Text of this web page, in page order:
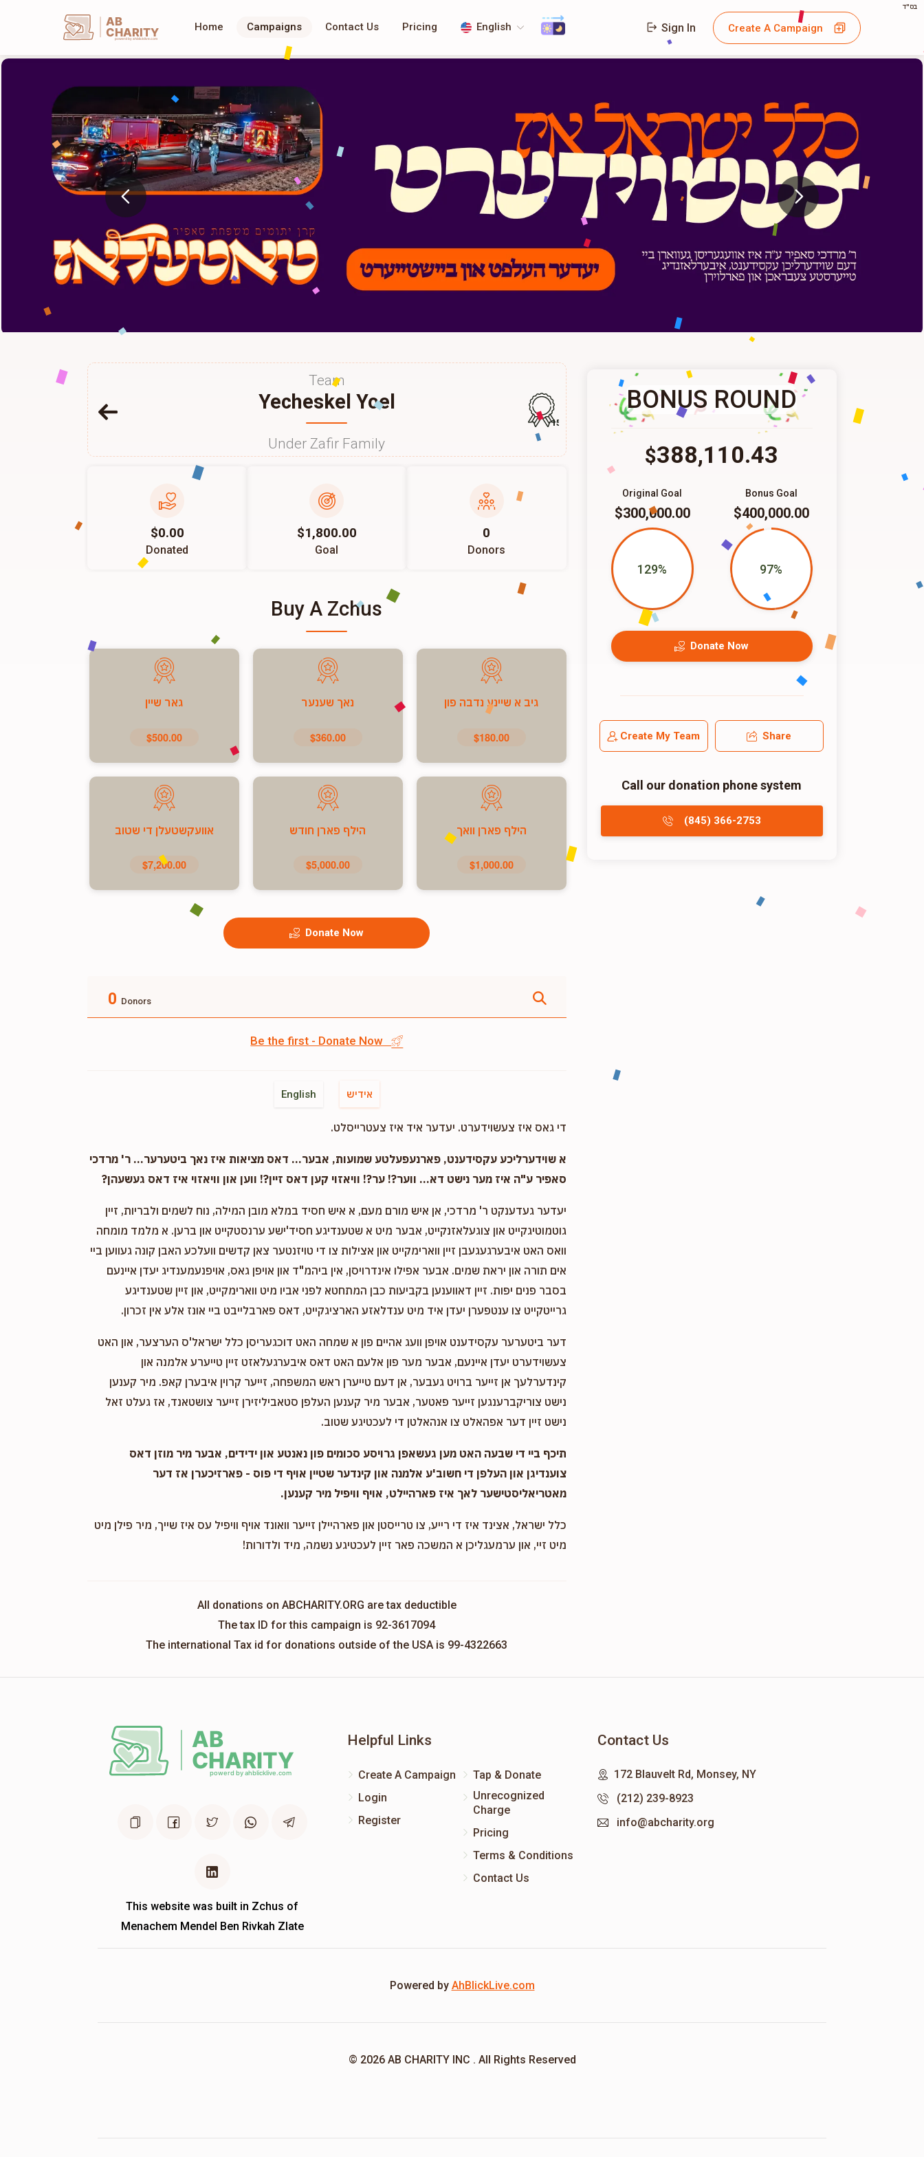
בס"ד
AB
CHARITY
powerd by ahblicklive.com
Home Campaigns Contact Us Pricing English Sign In Create A Campaign
Team
Yecheskel Yoel
Under Zafir Family
157
$0.00
Donated
$1,800.00
Goal
0
Donors
Buy A Zchus
גיב א שיינע נדבה פון
$180.00
נאך שענער
$360.00
גאר שיין
$500.00
הילף פארן וואך
$1,000.00
הילף פארן חודש
$5,000.00
אוועקשטעלן די שטוב
$7,200.00
Donate Now
0 Donors
Be the first - Donate Now
English אידיש
די גאס איז צעשוידערט. יעדער איד איז צעטרייסלט.
א שוידערליכע עקסידענט, פארנעפעלטע שמועות, אבער... דאס מציאות איז נאך ביטערער... ר' מרדכי
סאפיר ע"ה איז מער נישט דא... ווער?! ער?! וויאזוי קען דאס זיין?! ווען און וויאזוי איז דאס געשעהן?
יעדער געדענקט ר' מרדכי, אן איש מורם מעם, א איש חסיד במלא מובן המילה, נוח לשמים ולבריות, זיין
גוטמוטיגקייט און צוגעלאזנקייט, אבער מיט א שטענדיגע חסיד'ישע ערנסטקייט און ברען. א מלמד מומחה
וואס האט איבערגעגעבן זיין ווארימקייט און אצילות צו די טויזנטער צאן קדשים וועלכע האבן קונה געווען ביי
אים תורה און יראת שמים. אבער אפילו אינדרויסן, אין ביהמ"ד און אויפן גאס, אויפנעמענדיג יעדן איינעם
בסבר פנים יפות. זיין דאווענען בקביעות כבן המתחטא לפני אביו מיט ווארימקייט, און זיין שטענדיגע
גרייטקייט צו ענטפערן יעדן איד מיט ענדלאזע הארציגקייט, דאס פארבלייבט ביי אונז אלע אין זכרון.
דער ביטערער עקסידענט אויפן וועג אהיים פון א שמחה האט דוכגעריסן כלל ישראל'ס הערצער, און האט
צעשוידערט יעדן איינעם, אבער מער פון אלעם האט דאס איבערגעלאזט זיין טייערע אלמנה און
קינדערלעך אן זייער ברויט געבער, אן דעם טייערן ראש המשפחה, זייער קרוין איבערן קאפ. מיר קענען
נישט צוריקברענגען זייער פאטער, אבער מיר קענען העלפן סטאביליזירן זייער צושטאנד, אז געלט זאל
נישט זיין דער אפהאלט צו אנהאלטן די לעכטיגע שטוב.
תיכף ביי די שבעה האט מען געשאפן גרויסע סכומים פון נאנטע און ידידים, אבער מיר מוזן דאס
צוענדיגן און העלפן די חשוב'ע אלמנה און קינדער שטיין אויף די פוס - פארזיכערן אז דער
מאטריאליסטישער לאך איז פארהיילט, אויף וויפיל מיר קענען.
כלל ישראל, אצינד איז די רייע, צו טרייסטן און פארהיילן זייער וואונד אויף וויפיל עס איז שייך, מיר פילן מיט
מיט זיי, און ערמעגליכן א המשכה פאר זיין לעכטיגע נשמה, מיד ולדורות!
All donations on ABCHARITY.ORG are tax deductible
The tax ID for this campaign is 92-3617094
The international Tax id for donations outside of the USA is 99-4322663
BONUS ROUND
$388,110.43
Bonus Goal
$400,000.00
97%
Original Goal
$300,000.00
129%
Donate Now
Create My Team Share
Call our donation phone system
(845) 366-2753
This website was built in Zchus of
Menachem Mendel Ben Rivkah Zlate
Helpful Links
Create A Campaign
Login
Register
Tap & Donate
Unrecognized
Charge
Pricing
Terms & Conditions
Contact Us
Contact Us
172 Blauvelt Rd, Monsey, NY
(212) 239-8923
info@abcharity.org
Powered by AhBlickLive.com
© 2026 AB CHARITY INC . All Rights Reserved